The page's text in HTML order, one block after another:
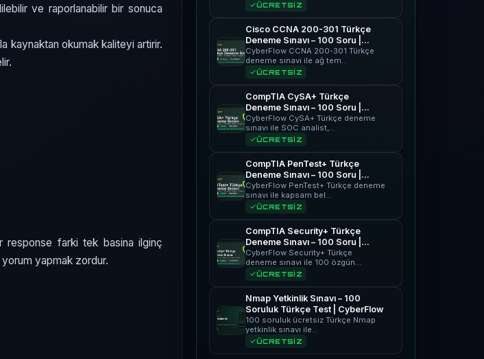
ve raporlanabilir bir sonuca
kaynaktan okumak kaliteyi artirir.
response farki tek basina ilginç
yapmak zordur.
ÜCRETSİZ
Cisco CCNA 200-301 Türkçe
Deneme Sınavı – 100 Soru |
CyberFlow
CyberFlow CCNA 200-301 Türkçe
deneme sınavı ile ağ tem…
ÜCRETSİZ
CompTIA CySA+ Türkçe
Deneme Sınavı – 100 Soru |
CyberFlow
CyberFlow CySA+ Türkçe deneme
sınavı ile SOC analist,…
ÜCRETSİZ
CompTIA PenTest+ Türkçe
Deneme Sınavı – 100 Soru |
CyberFlow
CyberFlow PenTest+ Türkçe deneme
sınavı ile kapsam bel…
ÜCRETSİZ
CompTIA Security+ Türkçe
Deneme Sınavı – 100 Soru |
CyberFlow
CyberFlow Security+ Türkçe
deneme sınavı ile 100 özgün…
ÜCRETSİZ
Nmap Yetkinlik Sınavı – 100
Soruluk Türkçe Test | CyberFlow
100 soruluk ücretsiz Türkçe Nmap
yetkinlik sınavı ile…
ÜCRETSİZ